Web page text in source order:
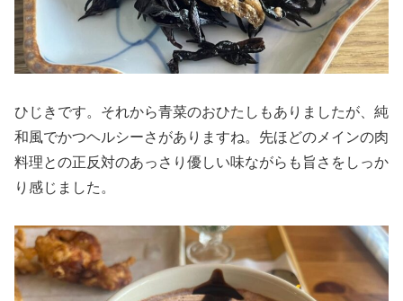
ひじきです。それから青菜のおひたしもありましたが、純
和風でかつヘルシーさがありますね。先ほどのメインの肉
料理との正反対のあっさり優しい味ながらも旨さをしっか
り感じました。